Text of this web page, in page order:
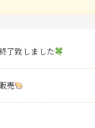
了致しました
売